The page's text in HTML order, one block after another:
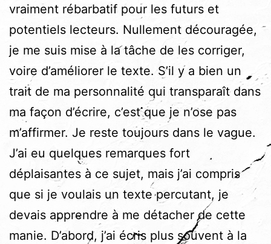
vraiment rébarbatif pour les futurs et
potentiels lecteurs. Nullement découragée,
je me suis mise à la tâche de les corriger,
voire d’améliorer le texte. S’il y a bien un
trait de ma personnalité qui transparaît dans
ma façon d’écrire, c’est que je n’ose pas
m’affirmer. Je reste toujours dans le vague.
J’ai eu quelques remarques fort
déplaisantes à ce sujet, mais j’ai compris
que si je voulais un texte percutant, je
devais apprendre à me détacher de cette
manie. D’abord, j’ai écris plus souvent à la